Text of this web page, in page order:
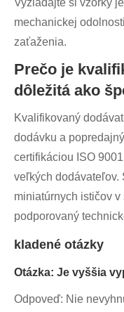
Vyžiadajte si vzorky
mechanickej
zaťaženia.
Prečo je
dôležitá ako
Kvalifikovaný
dodávku a
certifikáciou ISO
veľkých dodávateľov.
miniatúrnych ističov
podporovaný
kladené otázky
Otázka: Je vyššia
Odpoveď: Nie